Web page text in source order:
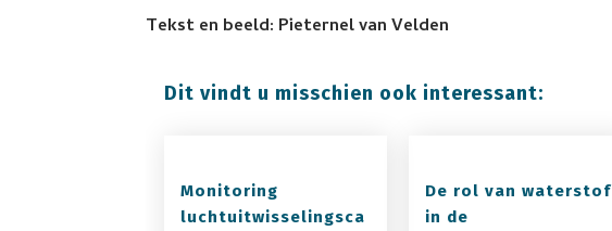
Tekst en beeld: Pieternel van Velden
Dit vindt u misschien ook interessant:
Monitoring
luchtuitwisselingsca
De rol van waterstof
in de